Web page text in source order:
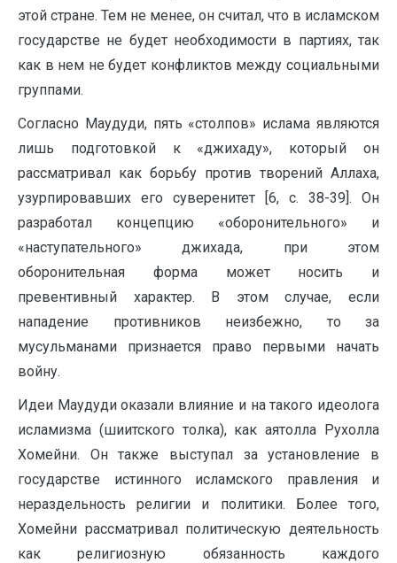
этой стране. Тем не менее, он считал, что в исламском
государстве не будет необходимости в партиях, так
как в нем не будет конфликтов между социальными
группами.
Согласно Маудуди, пять «столпов» ислама являются
лишь подготовкой к «джихаду», который он
рассматривал как борьбу против творений Аллаха,
узурпировавших его суверенитет [6, c. 38-39]. Он
разработал концепцию «оборонительного» и
«наступательного» джихада, при этом
оборонительная форма может носить и
превентивный характер. В этом случае, если
нападение противников неизбежно, то за
мусульманами признается право первыми начать
войну.
Идеи Маудуди оказали влияние и на такого идеолога
исламизма (шиитского толка), как аятолла Рухолла
Хомейни. Он также выступал за установление в
государстве истинного исламского правления и
нераздельность религии и политики. Более того,
Хомейни рассматривал политическую деятельность
как религиозную обязанность каждого